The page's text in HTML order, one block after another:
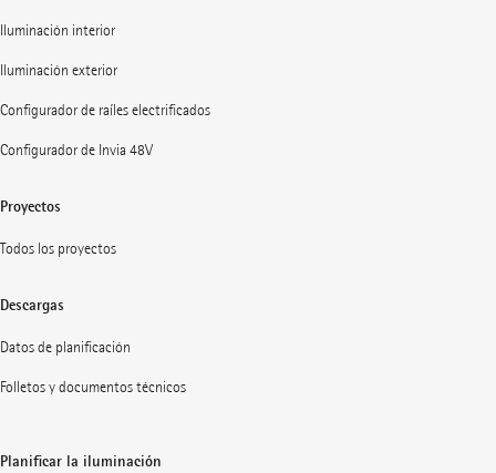
Iluminación interior
Iluminación exterior
Configurador de raíles electrificados
Configurador de Invia 48V
Proyectos
Todos los proyectos
Descargas
Datos de planificación
Folletos y documentos técnicos
Planificar la iluminación